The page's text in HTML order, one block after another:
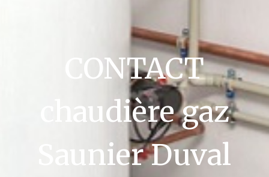
CONTACT
chaudière gaz
Saunier Duval